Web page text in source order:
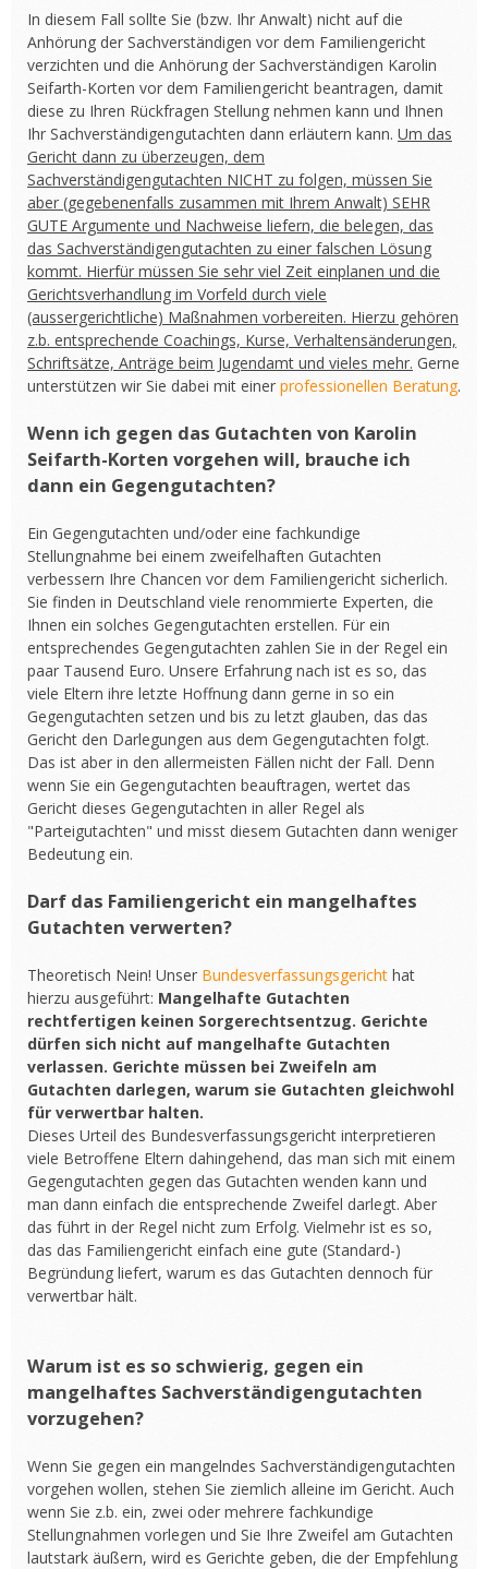
In diesem Fall sollte Sie (bzw. Ihr Anwalt) nicht auf die
Anhörung der Sachverständigen vor dem Familiengericht
verzichten und die Anhörung der Sachverständigen Karolin
Seifarth-Korten vor dem Familiengericht beantragen, damit
diese zu Ihren Rückfragen Stellung nehmen kann und Ihnen
Ihr Sachverständigengutachten dann erläutern kann. Um das
Gericht dann zu überzeugen, dem
Sachverständigengutachten NICHT zu folgen, müssen Sie
aber (gegebenenfalls zusammen mit Ihrem Anwalt) SEHR
GUTE Argumente und Nachweise liefern, die belegen, das
das Sachverständigengutachten zu einer falschen Lösung
kommt. Hierfür müssen Sie sehr viel Zeit einplanen und die
Gerichtsverhandlung im Vorfeld durch viele
(aussergerichtliche) Maßnahmen vorbereiten. Hierzu gehören
z.b. entsprechende Coachings, Kurse, Verhaltensänderungen,
Schriftsätze, Anträge beim Jugendamt und vieles mehr. Gerne
unterstützen wir Sie dabei mit einer professionellen Beratung.
Wenn ich gegen das Gutachten von Karolin
Seifarth-Korten vorgehen will, brauche ich
dann ein Gegengutachten?
Ein Gegengutachten und/oder eine fachkundige
Stellungnahme bei einem zweifelhaften Gutachten
verbessern Ihre Chancen vor dem Familiengericht sicherlich.
Sie finden in Deutschland viele renommierte Experten, die
Ihnen ein solches Gegengutachten erstellen. Für ein
entsprechendes Gegengutachten zahlen Sie in der Regel ein
paar Tausend Euro. Unsere Erfahrung nach ist es so, das
viele Eltern ihre letzte Hoffnung dann gerne in so ein
Gegengutachten setzen und bis zu letzt glauben, das das
Gericht den Darlegungen aus dem Gegengutachten folgt.
Das ist aber in den allermeisten Fällen nicht der Fall. Denn
wenn Sie ein Gegengutachten beauftragen, wertet das
Gericht dieses Gegengutachten in aller Regel als
"Parteigutachten" und misst diesem Gutachten dann weniger
Bedeutung ein.
Darf das Familiengericht ein mangelhaftes
Gutachten verwerten?
Theoretisch Nein! Unser Bundesverfassungsgericht hat
hierzu ausgeführt: Mangelhafte Gutachten
rechtfertigen keinen Sorgerechtsentzug. Gerichte
dürfen sich nicht auf mangelhafte Gutachten
verlassen. Gerichte müssen bei Zweifeln am
Gutachten darlegen, warum sie Gutachten gleichwohl
für verwertbar halten.
Dieses Urteil des Bundesverfassungsgericht interpretieren
viele Betroffene Eltern dahingehend, das man sich mit einem
Gegengutachten gegen das Gutachten wenden kann und
man dann einfach die entsprechende Zweifel darlegt. Aber
das führt in der Regel nicht zum Erfolg. Vielmehr ist es so,
das das Familiengericht einfach eine gute (Standard-)
Begründung liefert, warum es das Gutachten dennoch für
verwertbar hält.
Warum ist es so schwierig, gegen ein
mangelhaftes Sachverständigengutachten
vorzugehen?
Wenn Sie gegen ein mangelndes Sachverständigengutachten
vorgehen wollen, stehen Sie ziemlich alleine im Gericht. Auch
wenn Sie z.b. ein, zwei oder mehrere fachkundige
Stellungnahmen vorlegen und Sie Ihre Zweifel am Gutachten
lautstark äußern, wird es Gerichte geben, die der Empfehlung